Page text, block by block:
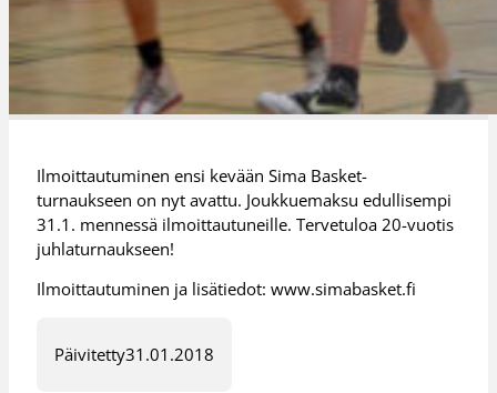
Ilmoittautuminen ensi kevään Sima Basket-
turnaukseen on nyt avattu. Joukkuemaksu edullisempi
31.1. mennessä ilmoittautuneille. Tervetuloa 20-vuotis
juhlaturnaukseen!
Ilmoittautuminen ja lisätiedot: www.simabasket.fi
Päivitetty31.01.2018